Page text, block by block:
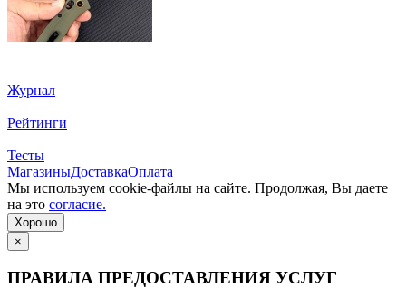
Журнал
Рейтинги
Тесты
МагазиныДоставкаОплата
Мы используем cookie-файлы на сайте. Продолжая, Вы даете
на это согласие.
Хорошо
×
ПРАВИЛА ПРЕДОСТАВЛЕНИЯ УСЛУГ